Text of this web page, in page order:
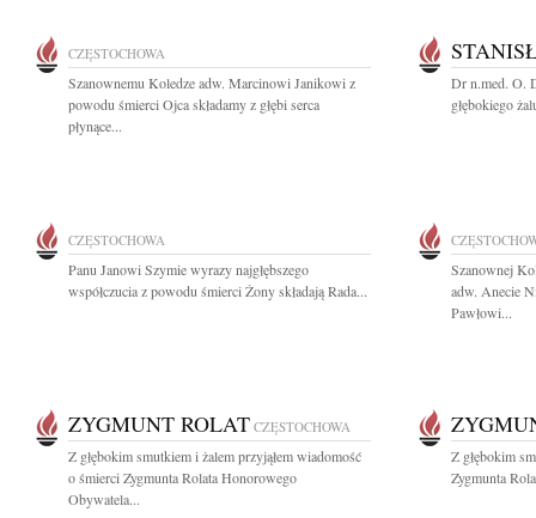
CZĘSTOCHOWA
Szanownemu Koledze adw. Marcinowi Janikowi z
powodu śmierci Ojca składamy z głębi serca
płynące...
Dr n.med. O.
głębokiego
CZĘSTOCHOWA
Panu Janowi Szymie wyrazy najgłębszego
współczucia z powodu śmierci Żony składają Rada...
Szanownej
adw. Anecie
Pawłowi...
ZYGMUNT ROLAT CZĘSTOCHOWA
Z głębokim smutkiem i żalem przyjąłem wiadomość
o śmierci Zygmunta Rolata Honorowego
Obywatela...
Z głębokim
Zygmunta